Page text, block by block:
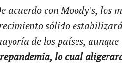
acuerdo con Moody’s, los
sólido
de los países, aunque
lo cual